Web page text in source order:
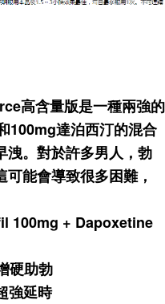
高含量版是一種兩強的
100mg達泊西汀的混合
洩。對於許多男人，勃
能會導致很多困難，
100mg + Dapoxetine
硬助勃
強延時